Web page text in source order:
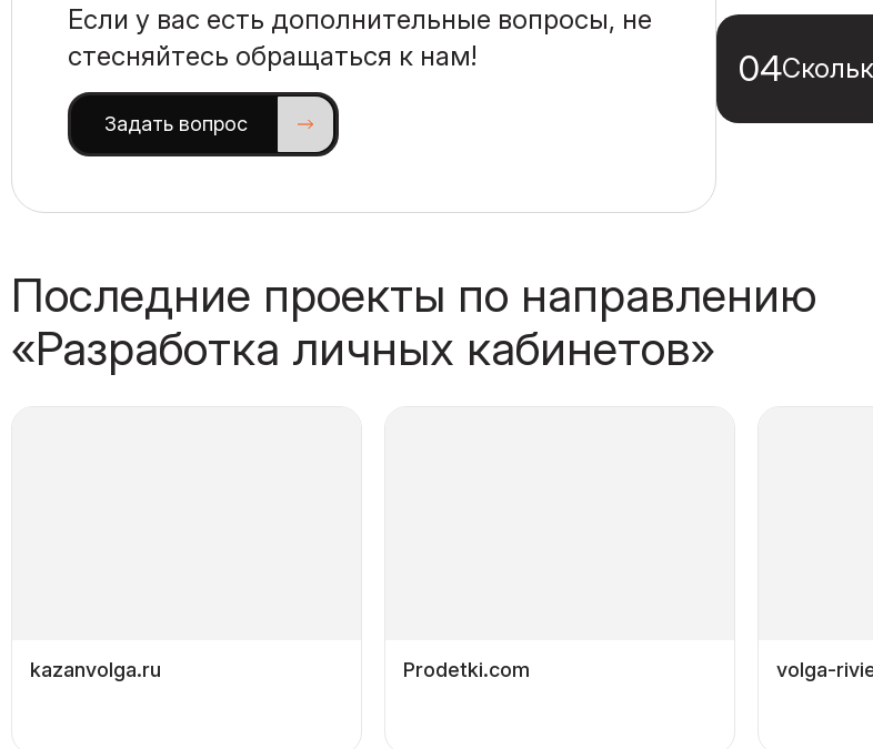
Если у вас есть дополнительные вопросы, не
стесняйтесь обращаться к нам!
Задать вопрос
единое
04
Последние проекты по направлению
«Разработка личных кабинетов»
kazanvolga.ru Prodetki.com volga-